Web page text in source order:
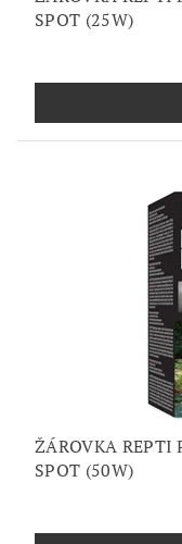
SPOT (25W)
ŽÁROVKA REPTI
SPOT (50W)